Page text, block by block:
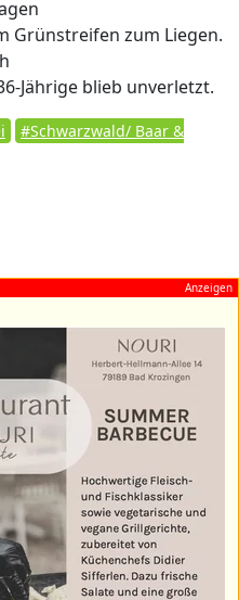
Grünstreifen zum Liegen.
Jährige blieb unverletzt.
#Schwarzwald/ Baar &
Anzeigen